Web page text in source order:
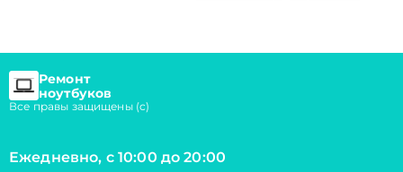
Ремонт
ноутбуков
Все правы защищены (с)
Ежедневно, с 10:00 до 20:00